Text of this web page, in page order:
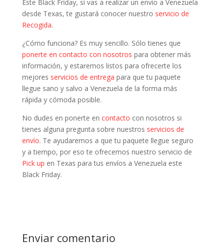
Este Black Friday, si vas a realizar un envío a Venezuela
desde Texas, te gustará conocer nuestro servicio de
Recogida.
¿Cómo funciona? Es muy sencillo. Sólo tienes que
ponerte en contacto con nosotros para obtener más
información, y estaremos listos para ofrecerte los
mejores servicios de entrega para que tu paquete
llegue sano y salvo a Venezuela de la forma más
rápida y cómoda posible.
No dudes en ponerte en contacto con nosotros si
tienes alguna pregunta sobre nuestros servicios de
envío. Te ayudaremos a que tu paquete llegue seguro
y a tiempo, por eso te ofrecemos nuestro servicio de
Pick up en Texas para tus envíos a Venezuela este
Black Friday.
Enviar comentario